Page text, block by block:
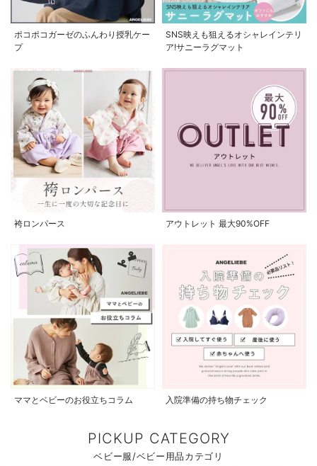
ポコポコガーゼのふんわり授乳ケー
プ
SNS映えも狙えるオシャレインテリ
ア!サニーラグマット
袴ロンパース アウトレット 最大90%OFF
ママとベビーのお役立ちコラム 入院準備の持ち物チェック
PICKUP CATEGORY
ベビー服/ベビー用品カテゴリ